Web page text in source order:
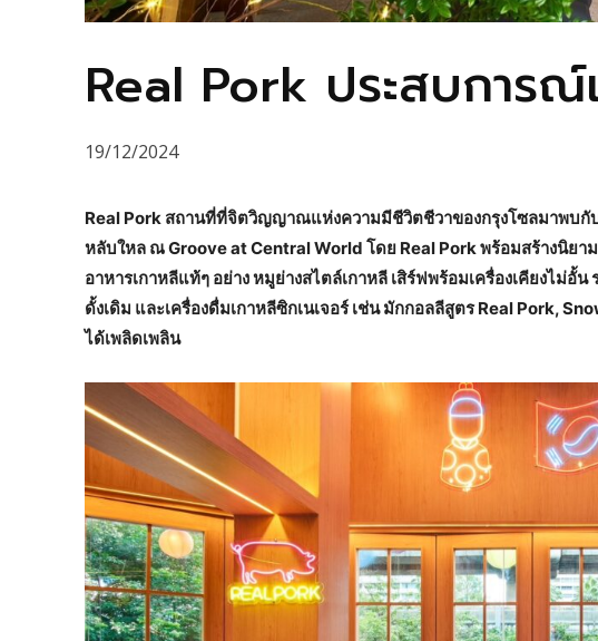
Real Pork ประสบการ
19/12/2024
Real Pork สถานที่ที่จิตวิญญาณแห่งความมีชีวิตชีวาของกรุงโซลมาพบกั
หลับใหล ณGroove at Central World โดย Real Pork พร้อมสร้างนิยา
อาหารเกาหลีแท้ๆ อย่าง หมูย่างสไตล์เกาหลี เสิร์ฟพร้อมเครื่องเคียงไม่
ดั้งเดิม และเครื่องดื่มเกาหลีซิกเนเจอร์ เช่น มักกอลลีสูตรReal Pork,
ได้เพลิดเพลิน